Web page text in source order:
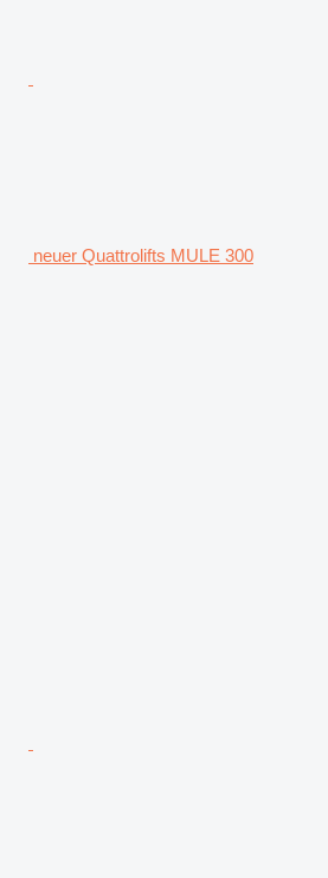
neuer Quattrolifts MULE 300